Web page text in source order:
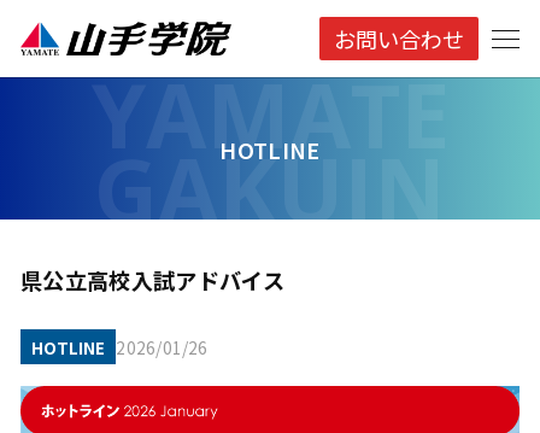
お問い合わせ
HOTLINE
県公立高校入試アドバイス
HOTLINE 2026/01/26